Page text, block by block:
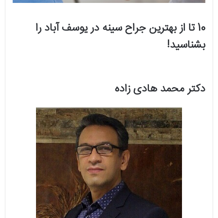
10 تا از بهترین جراح سینه در یوسف آباد را
بشناسید!
دکتر محمد هادی زاده